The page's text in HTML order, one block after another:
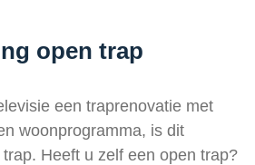
open trap
een traprenovatie met
woonprogramma, is dit
Heeft u zelf een open trap?